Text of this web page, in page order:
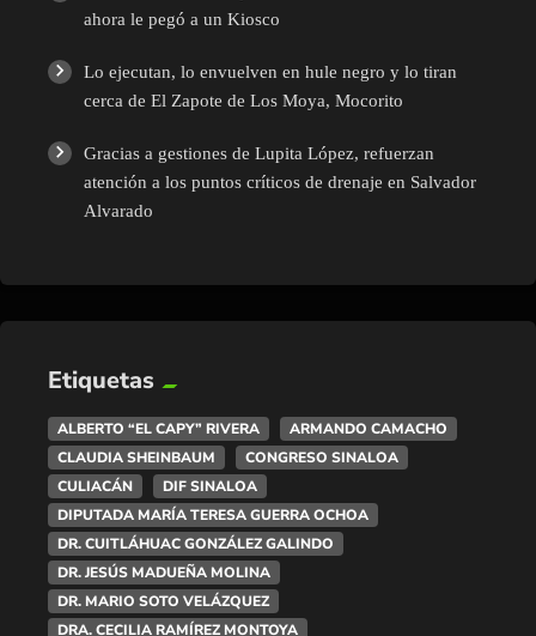
ahora le pegó a un Kiosco
Lo ejecutan, lo envuelven en hule negro y lo tiran
cerca de El Zapote de Los Moya, Mocorito
Gracias a gestiones de Lupita López, refuerzan
atención a los puntos críticos de drenaje en Salvador
Alvarado
Etiquetas
ALBERTO “EL CAPY” RIVERA
ARMANDO CAMACHO
CLAUDIA SHEINBAUM
CONGRESO SINALOA
CULIACÁN
DIF SINALOA
DIPUTADA MARÍA TERESA GUERRA OCHOA
DR. CUITLÁHUAC GONZÁLEZ GALINDO
DR. JESÚS MADUEÑA MOLINA
DR. MARIO SOTO VELÁZQUEZ
DRA. CECILIA RAMÍREZ MONTOYA